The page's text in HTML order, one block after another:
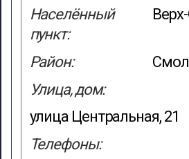
Населённый
пункт:
Район:
Улица, дом:
улица Центральная, 21
Телефоны: